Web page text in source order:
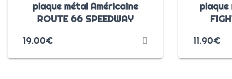
plaque métal Américaine
ROUTE 66 SPEEDWAY
19.00€
plaque
11.90€